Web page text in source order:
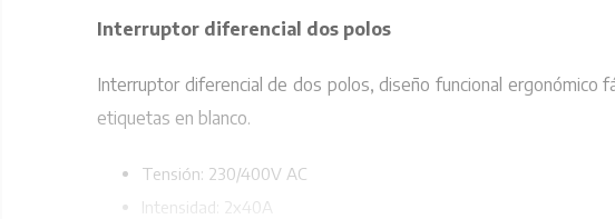
Interruptor diferencial dos polos
Interruptor diferencial de dos polos, diseño funcional ergonómico
etiquetas en blanco.
Tensión: 230/400V AC
Intensidad: 2x40A